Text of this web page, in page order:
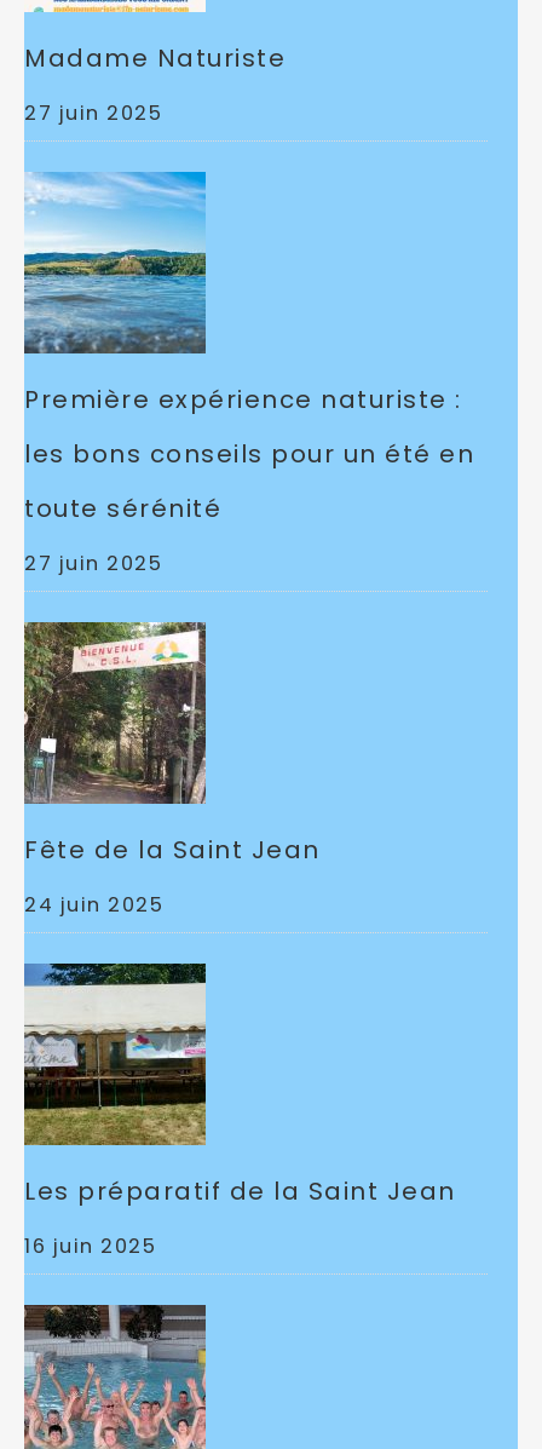
Madame Naturiste
27 juin 2025
Première expérience naturiste :
les bons conseils pour un été en
toute sérénité
27 juin 2025
Fête de la Saint Jean
24 juin 2025
Les préparatif de la Saint Jean
16 juin 2025